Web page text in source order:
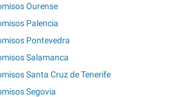
Ourense
Palencia
Pontevedra
Salamanca
Santa Cruz de Tenerife
Segovia